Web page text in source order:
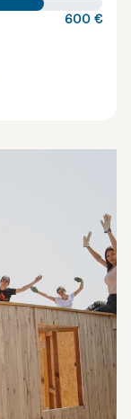
600 €